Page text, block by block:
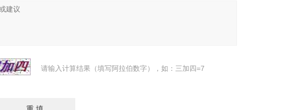
请输入计算结果（填写阿拉伯数字），如：三加四=7